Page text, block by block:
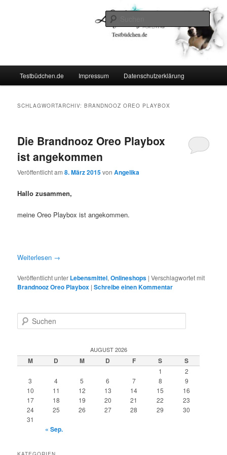
Testbüdchen.de Impressum Datenschutzerklärung
SCHLAGWORTARCHIV:BRANDNOOZ OREO PLAYBOX
Die Brandnooz Oreo Playbox
ist angekommen
Veröffentlicht am8. März 2015vonAngelika
Hallo zusammen,
meine Oreo Playbox ist angekommen.
Weiterlesen →
Veröffentlicht unter Lebensmittel,Onlineshops |Verschlagwortet mit
Brandnooz Oreo Playbox |Schreibe einen Kommentar
u
e
n
AUGUST 2026
M D M D F S S
1
2
3
4 5 6 7 8
9
10
11 12 13 14 15
16
17
18 19 20 21 22
23
24
25 26 27 28 29
30
31
« Sep.